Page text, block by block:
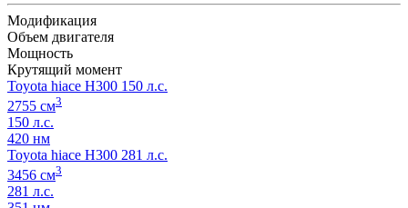
Модификация
Объем двигателя
Мощность
Крутящий момент
Toyota hiace H300 150 л.с.
2755 см3
150 л.с.
420 нм
Toyota hiace H300 281 л.с.
3456 см3
281 л.с.